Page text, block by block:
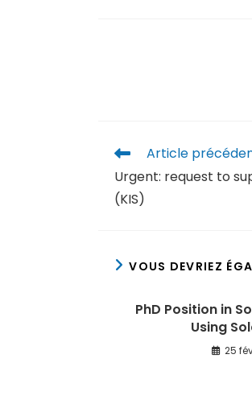
Article
Urgent: request to
(KIS)
VOUS DEVRIEZ
PhD Position in
Using
25